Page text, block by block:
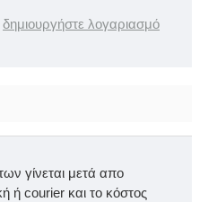
δημιουργήστε λογαριασμό
γίνεται μετά απο
ή courier και το κόστος